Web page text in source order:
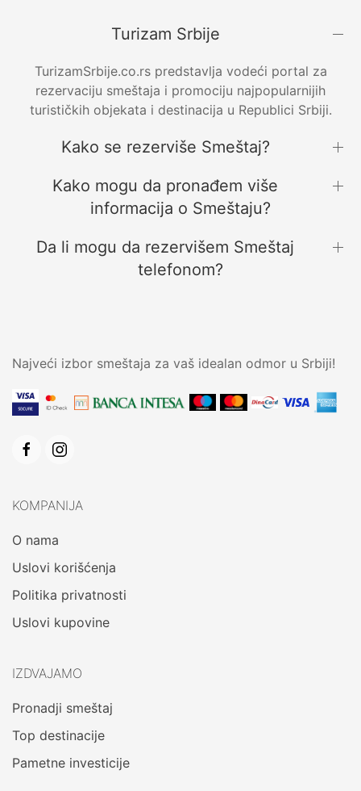
Turizam Srbije
TurizamSrbije.co.rs predstavlja vodeći portal za
rezervaciju smeštaja i promociju najpopularnijih
turističkih objekata i destinacija u Republici Srbiji.
Kako se rezerviše Smeštaj?
Kako mogu da pronađem više
informacija o Smeštaju?
Da li mogu da rezervišem Smeštaj
telefonom?
Najveći izbor smeštaja za vaš idealan odmor u Srbiji!
KOMPANIJA
O nama
Uslovi korišćenja
Politika privatnosti
Uslovi kupovine
IZDVAJAMO
Pronadji smeštaj
Top destinacije
Pametne investicije